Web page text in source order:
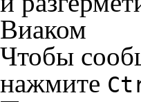
Виаком
Чтобы
нажмите